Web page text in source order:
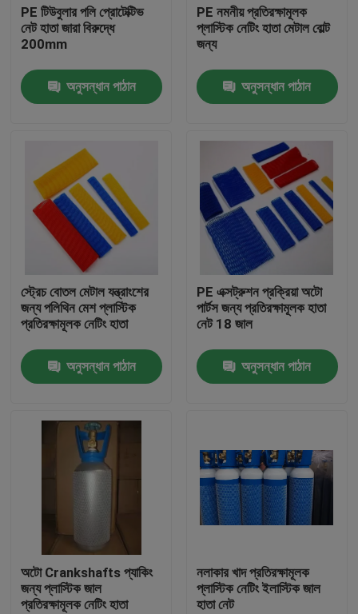
পণ্য
আমাদের সম্পর্কে
কারখানা ভ্রমণ
মান নিয়ন্ত্রণ
উদ্ধৃতির জন্য আবেদন
তাপ সঙ্কুচিত নল
ঢেউখেলান নমনীয় টিউবিং
PE টিউবুলার পলি প্রোটেক্টিভ
নেট হাতা জারা বিরুদ্ধে
200mm
অনুসন্ধান পাঠান
PE নমনীয় প্রতিরক্ষামূলক
প্লাস্টিক নেটিং হাতা মেটাল বোল্ট
জন্য
অনুসন্ধান পাঠান
স্ট্রেচ বোতল মেটাল যন্ত্রাংশের
জন্য পলিথিন মেশ প্লাস্টিক
প্রতিরক্ষামূলক নেটিং হাতা
অনুসন্ধান পাঠান
PE এক্সট্রুশন প্রক্রিয়া অটো
পার্টস জন্য প্রতিরক্ষামূলক হাতা
নেট 18 জাল
অনুসন্ধান পাঠান
অটো Crankshafts প্যাকিং
জন্য প্লাস্টিক জাল
প্রতিরক্ষামূলক নেটিং হাতা
নলাকার খাদ প্রতিরক্ষামূলক
প্লাস্টিক নেটিং ইলাস্টিক জাল
হাতা নেট